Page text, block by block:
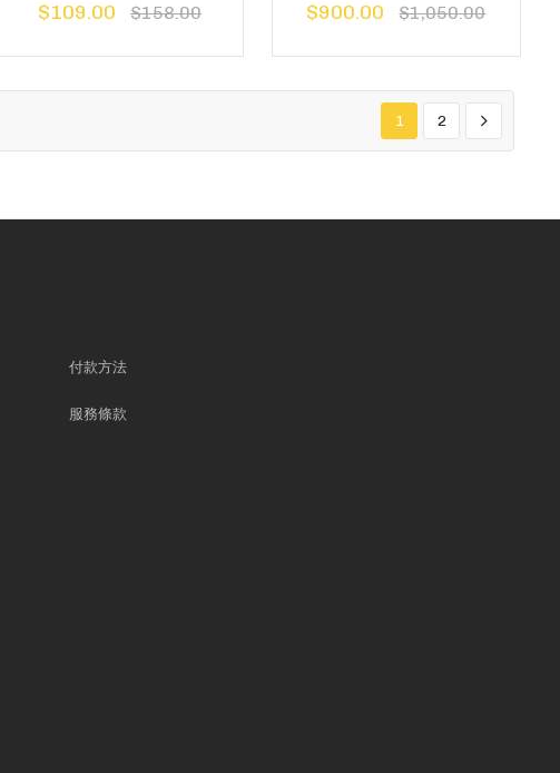
$109.00 $158.00 $900.00 $1,050.00
1 2
付款方法
服務條款